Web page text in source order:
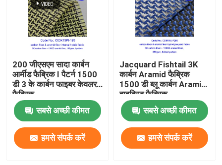
एंटी स्टेटिक फैब्रिक
समग्र कपड़े
औद्योगिक फील्ड रोल
अग्नि प्रतिरोधी परावर्तक कपड़े
200 जीएसएम सादा कार्बन
आर्मीड फैब्रिक I पैटर्न 1500
डी 3 के कार्बन फाइबर केवलर
फैब्रिक
सबसे अच्छी कीमत
हमसे संपर्क करें
Jacquard Fishtail 3K
कार्बन Aramid फैब्रिक
1500 डी ब्लू कार्बन Aramid
हाइब्रिड फैब्रिक
सबसे अच्छी कीमत
हमसे संपर्क करें